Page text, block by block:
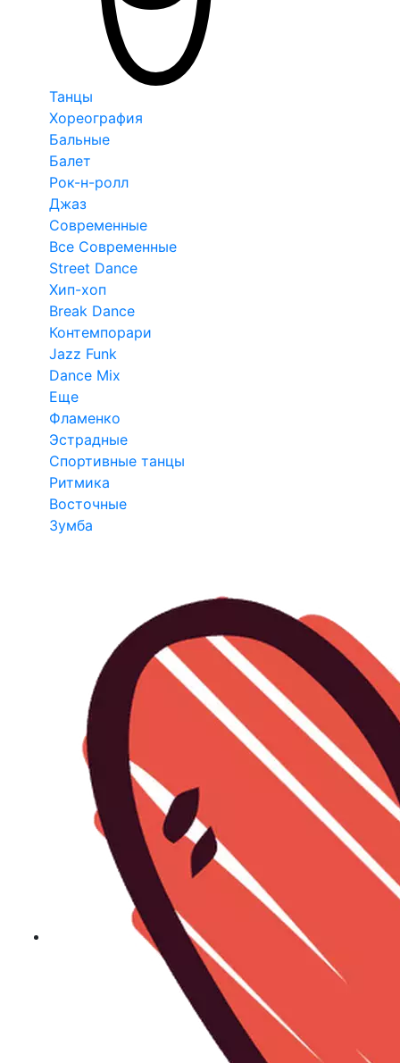
Танцы
Хореография
Бальные
Балет
Рок-н-ролл
Джаз
Современные
Все Современные
Street Dance
Хип-хоп
Break Dance
Контемпорари
Jazz Funk
Dance Mix
Еще
Фламенко
Эстрадные
Спортивные танцы
Ритмика
Восточные
Зумба